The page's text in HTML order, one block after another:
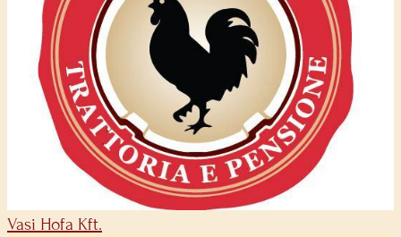
Vasi Hofa Kft.